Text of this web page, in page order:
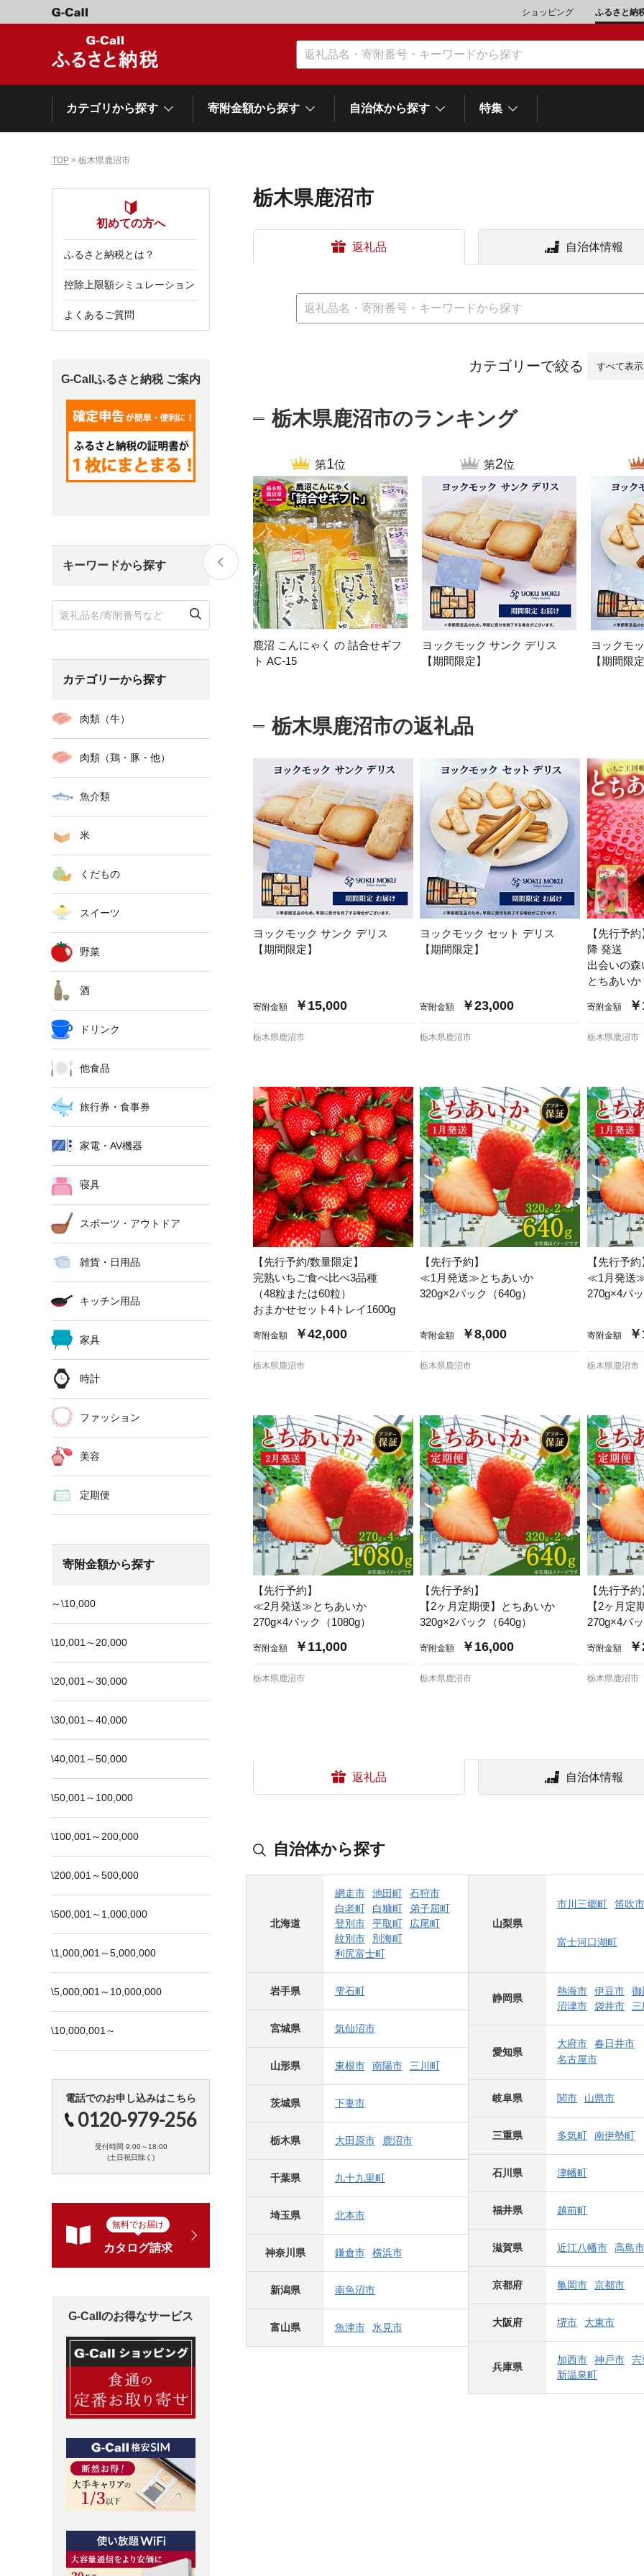
ショッピング ふるさと納
カテゴリから探す
肉類（牛）
スイーツ
ドリンク
定期便
寄附金額から探す
～\10,000
\50,001～100,000 \100,001～200,000
\500,001～1,000,000
自治体から探す
山形県
茨城県
栃木県
九十九里町
神奈川県 鎌倉市 横浜市
氷見市
山梨県
市川三郷町 笛吹市
富士河口湖町
静岡県
熱海市 伊豆市
沼津市
袋井市 三島市
大府市 春日井市 名古屋市
岐阜県 関市 山県市
石川県 津幡町
福井県 越前町
滋賀県 近江八幡市 高島市
京都府 亀岡市 京都市
大阪府
福
熊
大
宮
鹿
沖
特集
TOP > 栃木県鹿沼市
栃木県鹿沼市
返礼品 自治体情報
カテゴリーで絞る
栃木県鹿沼市のランキング
第1位
鹿沼 こんにゃく の 詰合せギフ
ト AC-15
第2位
ヨックモック サンク デリス
【期間限定】
ヨックモ
【期間限
栃木県鹿沼市の返礼品
ヨックモック サンク デリス
【期間限定】
寄附金額 ￥15,000
栃木県鹿沼市
ヨックモック セット デリス
【期間限定】
寄附金額 ￥23,000
栃木県鹿沼市
【先行予
降 発送
出会いの
とちあい
寄附金額
栃木県鹿沼市
【先行予約/数量限定】
完熟いちご食べ比べ3品種
（48粒または60粒）
おまかせセット4トレイ1600g
寄附金額 ￥42,000
栃木県鹿沼市
【先行予約】
≪1月発送≫とちあいか
320g×2パック（640g）
寄附金額 ￥8,000
栃木県鹿沼市
【先行予約
≪1月発送
270g×4パ
寄附金額
栃木県鹿沼市
【先行予約】
≪2月発送≫とちあいか
270g×4パック（1080g）
寄附金額 ￥11,000
栃木県鹿沼市
【先行予約】
【2ヶ月定期便】とちあいか
320g×2パック（640g）
寄附金額 ￥16,000
栃木県鹿沼市
【先行予約
【2ヶ月定
270g×4パ
寄附金額
栃木県鹿沼市
返礼品 自治体情報
自治体から探す
北海道
網走市 池田町
石狩市
白老町
白糠町
弟子屈町
登別市
平取町
広尾町
紋別市
別海町
利尻富士町
岩手県 雫石町
宮城県 気仙沼市
山形県 東根市 南陽市 三川町
茨城県 下妻市
栃木県 大田原市 鹿沼市
千葉県 九十九里町
埼玉県 北本市
神奈川県 鎌倉市 横浜市
新潟県 南魚沼市
富山県 魚津市 氷見市
山梨県
市川三郷町 笛吹
富士河口湖町
静岡県
熱海市 伊豆市
御
沼津市
袋井市
愛知県
大府市
春日井市
名古屋市
岐阜県 関市 山県市
三重県 多気町 南伊勢町
石川県 津幡町
福井県 越前町
滋賀県 近江八幡市 高島
京都府 亀岡市 京都市
大阪府 堺市 大東市
兵庫県
加西市 神戸市
宍
新温泉町
初めての方へ
ふるさと納税とは？
控除上限額シミュレーション
よくあるご質問
G-Callふるさと納税 ご案内
キーワードから探す
カテゴリーから探す
肉類（牛）
肉類（鶏・豚・他）
魚介類
米
くだもの
スイーツ
野菜
酒
ドリンク
他食品
旅行券・食事券
家電・AV機器
寝具
スポーツ・アウトドア
雑貨・日用品
キッチン用品
家具
時計
ファッション
美容
定期便
寄附金額から探す
～\10,000
\10,001～20,000
\20,001～30,000
\30,001～40,000
\40,001～50,000
\50,001～100,000
\100,001～200,000
\200,001～500,000
\500,001～1,000,000
\1,000,001～5,000,000
\5,000,001～10,000,000
\10,000,001～
電話でのお申し込みはこちら
0120-979-256
受付時間 9:00～18:00
(土日祝日除く)
無料でお届け
カタログ請求
G-Callのお得なサービス